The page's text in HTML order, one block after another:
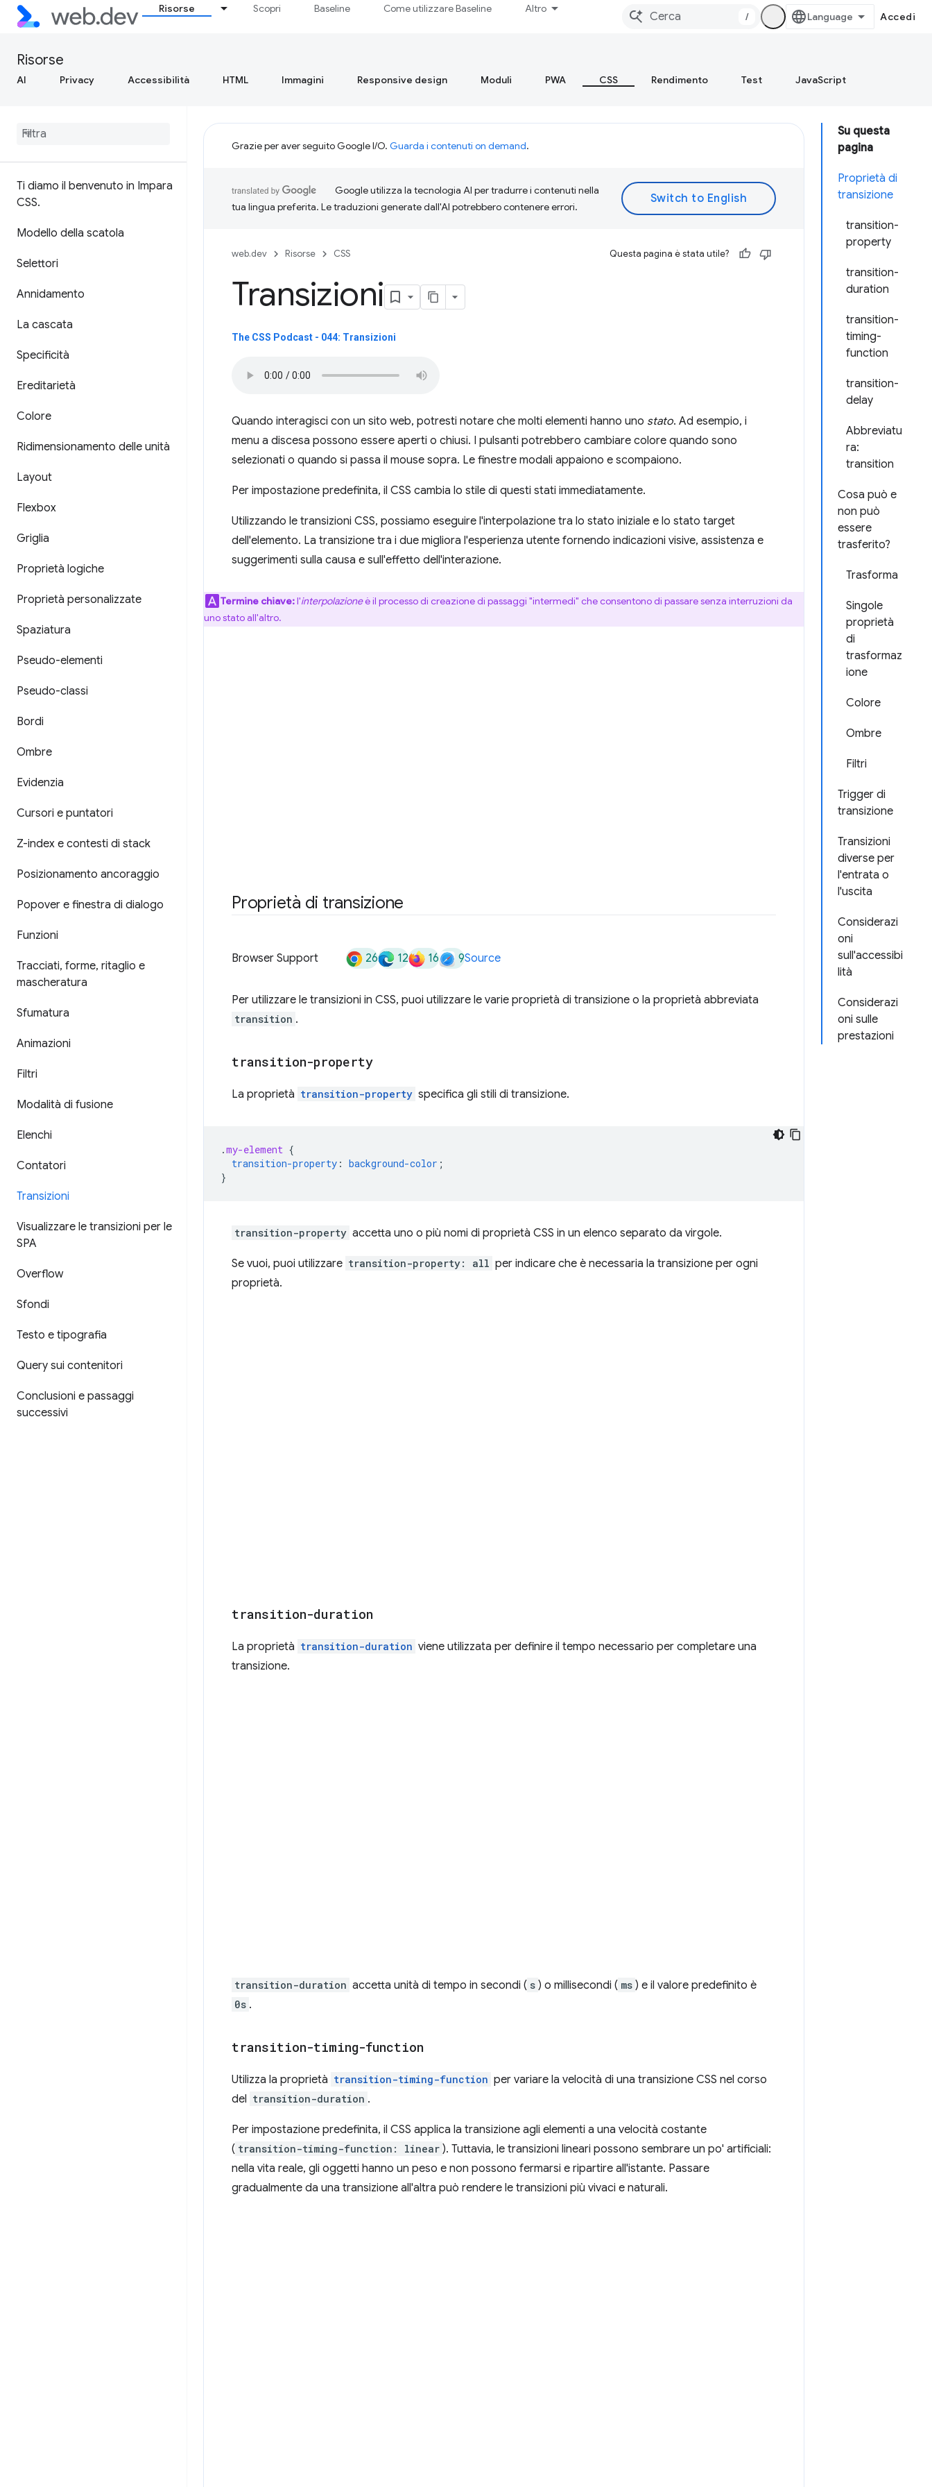
Risorse Scopri Baseline Come utilizzare Baseline Altro
/ Accedi
Risorse
AI Privacy Accessibilità HTML Immagini Responsive design Moduli PWA CSS Rendimento Test JavaScript
Ti diamo il benvenuto in Impara
CSS.
Modello della scatola
Selettori
Annidamento
La cascata
Specificità
Ereditarietà
Colore
Ridimensionamento delle unità
Layout
Flexbox
Griglia
Proprietà logiche
Proprietà personalizzate
Spaziatura
Pseudo-elementi
Pseudo-classi
Bordi
Ombre
Evidenzia
Cursori e puntatori
Z-index e contesti di stack
Posizionamento ancoraggio
Popover e finestra di dialogo
Funzioni
Tracciati, forme, ritaglio e
mascheratura
Sfumatura
Animazioni
Filtri
Modalità di fusione
Elenchi
Contatori
Transizioni
Visualizzare le transizioni per le
SPA
Overflow
Sfondi
Testo e tipografia
Query sui contenitori
Conclusioni e passaggi
successivi
Su questa
pagina
Proprietà di
transizione
transition-
property
transition-
duration
transition-
timing-
function
transition-
delay
Abbreviatu
ra:
transition
Cosa può e
non può
essere
trasferito?
Trasforma
Singole
proprietà
di
trasformaz
ione
Colore
Ombre
Filtri
Trigger di
transizione
Transizioni
diverse per
l'entrata o
l'uscita
Considerazi
oni
sull'accessibi
lità
Considerazi
oni sulle
prestazioni
Grazie per aver seguito Google I/O. Guarda i contenuti on demand.
Google utilizza la tecnologia AI per tradurre i contenuti nella
tua lingua preferita. Le traduzioni generate dall'AI potrebbero contenere errori.
web.dev Risorse CSS Questa pagina è stata utile?
Transizioni
The CSS Podcast - 044: Transizioni
Quando interagisci con un sito web, potresti notare che molti elementi hanno uno stato. Ad esempio, i
menu a discesa possono essere aperti o chiusi. I pulsanti potrebbero cambiare colore quando sono
selezionati o quando si passa il mouse sopra. Le finestre modali appaiono e scompaiono.
Per impostazione predefinita, il CSS cambia lo stile di questi stati immediatamente.
Utilizzando le transizioni CSS, possiamo eseguire l'interpolazione tra lo stato iniziale e lo stato target
dell'elemento. La transizione tra i due migliora l'esperienza utente fornendo indicazioni visive, assistenza e
suggerimenti sulla causa e sull'effetto dell'interazione.
Termine chiave:l'interpolazioneè il processo di creazione di passaggi "intermedi" che consentono di passare senza interruzioni da
uno stato all'altro.
Proprietà di transizione
Browser Support 26 12 16 9Source
Per utilizzare le transizioni in CSS, puoi utilizzare le varie proprietà di transizione o la proprietà abbreviata
transition .
transition-property
La proprietà transition-property specifica gli stili di transizione.
.my-element {
transition-property : background-color ;
}
transition-property accetta uno o più nomi di proprietà CSS in un elenco separato da virgole.
Se vuoi, puoi utilizzare transition-property: all per indicare che è necessaria la transizione per ogni
proprietà.
transition-duration
La proprietà transition-duration viene utilizzata per definire il tempo necessario per completare una
transizione.
transition-duration accetta unità di tempo in secondi ( s ) o millisecondi ( ms ) e il valore predefinito è
0s .
transition-timing-function
Utilizza la proprietà transition-timing-function per variare la velocità di una transizione CSS nel corso
del transition-duration .
Per impostazione predefinita, il CSS applica la transizione agli elementi a una velocità costante
( transition-timing-function: linear ). Tuttavia, le transizioni lineari possono sembrare un po' artificiali:
nella vita reale, gli oggetti hanno un peso e non possono fermarsi e ripartire all'istante. Passare
gradualmente da una transizione all'altra può rendere le transizioni più vivaci e naturali.